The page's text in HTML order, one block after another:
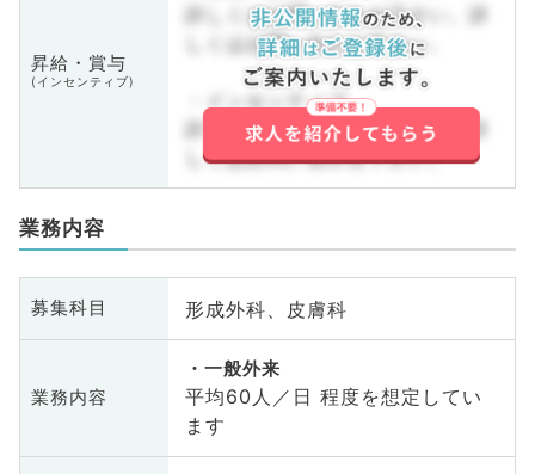
昇給・賞与
(インセンティブ)
詳しくはお問い合わせ下さい。詳
しくはお問い合わせ下さい。
・インセンティブ
詳しくはお問い合わせ下さい。詳
しくはお問い合わせ下さい。
業務内容
募集科目 形成外科、皮膚科
業務内容
一般外来
平均60人／日 程度を想定してい
ます